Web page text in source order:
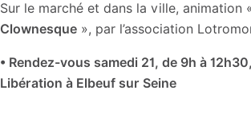
Sur le marché et dans la ville, animation
Clownesque », par l’association
• Rendez-vous samedi 21, de 9h à
Libération à Elbeuf sur Seine